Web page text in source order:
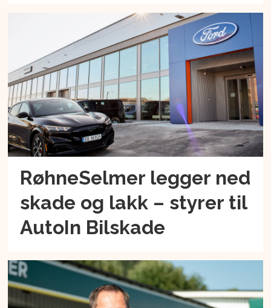
RøhneSelmer legger ned
skade og lakk – styrer til
AutoIn Bilskade